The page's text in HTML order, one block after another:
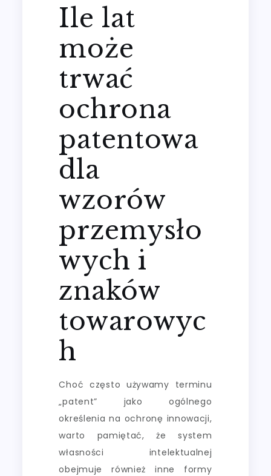
Ile lat
może
trwać
ochrona
patentowa
dla
wzorów
przemysło
wych i
znaków
towarowyc
h
Choć często używamy terminu
„patent” jako ogólnego
określenia na ochronę innowacji,
warto pamiętać, że system
własności intelektualnej
obejmuje również inne formy